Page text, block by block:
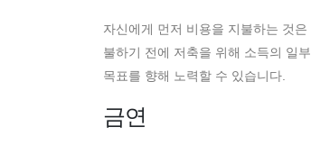
자신에게 먼저 비용을 지불하는 것
불하기 전에 저축을 위해 소득의 일
목표를 향해 노력할 수 있습니다.
금연